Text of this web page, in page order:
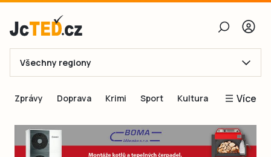
E-mail
Obnovit heslo
Všechny regiony
Zprávy Doprava Krimi Sport Kultura Více
Blogy
Inspirace